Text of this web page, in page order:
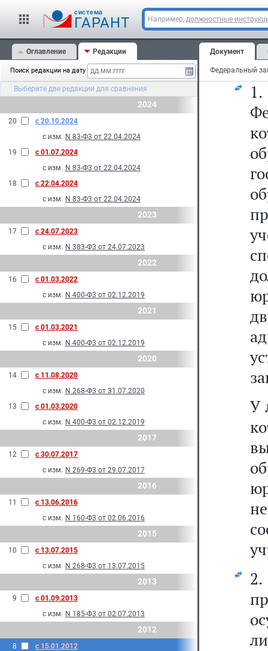
cистема
ГАРАНТ Например, должностные
Оглавление Редакции
Поиск редакции на дату
Выберите две редакции для сравнения
2024
20
с 20.10.2024
с изм. N 83-Ф3 от 22.04.2024
19
с 01.07.2024
с изм. N 83-Ф3 от 22.04.2024
18
с 22.04.2024
с изм. N 83-Ф3 от 22.04.2024
2023
17
с 24.07.2023
с изм. N 383-Ф3 от 24.07.2023
2022
16
с 01.03.2022
с изм. N 400-Ф3 от 02.12.2019
2021
15
с 01.03.2021
с изм. N 400-Ф3 от 02.12.2019
2020
14
с 11.08.2020
с изм. N 268-Ф3 от 31.07.2020
13
с 01.03.2020
с изм. N 400-Ф3 от 02.12.2019
2017
12
с 30.07.2017
с изм. N 269-Ф3 от 29.07.2017
2016
11
с 13.06.2016
с изм. N 160-Ф3 от 02.06.2016
2015
10
с 13.07.2015
с изм. N 268-Ф3 от 13.07.2015
2013
9
с 01.09.2013
с изм. N 185-Ф3 от 02.07.2013
2012
8
с 15.01.2012
Документ
У